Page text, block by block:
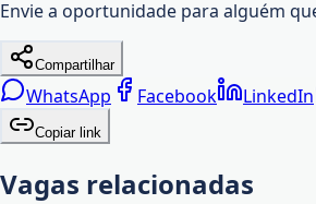
Envie a oportunidade para alguém
Compartilhar
WhatsApp Facebook LinkedIn
Copiar link
Vagas relacionadas